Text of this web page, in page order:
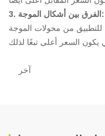
3. الفرق بين أشكال الموجة:
للتطبيق من محولات الموجة
آخر